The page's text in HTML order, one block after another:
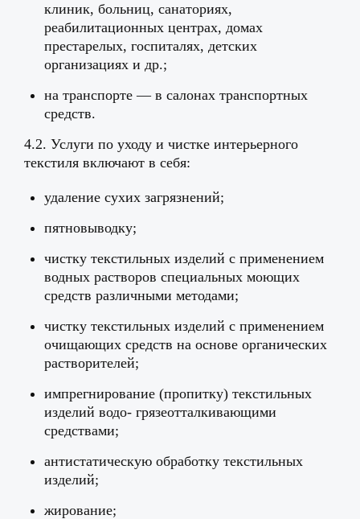
клиник, больниц, санаториях,
реабилитационных центрах, домах
престарелых, госпиталях, детских
организациях и др.;
на транспорте — в салонах транспортных
средств.
4.2. Услуги по уходу и чистке интерьерного
текстиля включают в себя:
удаление сухих загрязнений;
пятновыводку;
чистку текстильных изделий с применением
водных растворов специальных моющих
средств различными методами;
чистку текстильных изделий с применением
очищающих средств на основе органических
растворителей;
импрегнирование (пропитку) текстильных
изделий водо- грязеотталкивающими
средствами;
антистатическую обработку текстильных
изделий;
жирование;